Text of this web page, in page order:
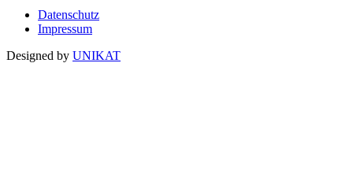
Datenschutz
Impressum
Designed by UNIKAT